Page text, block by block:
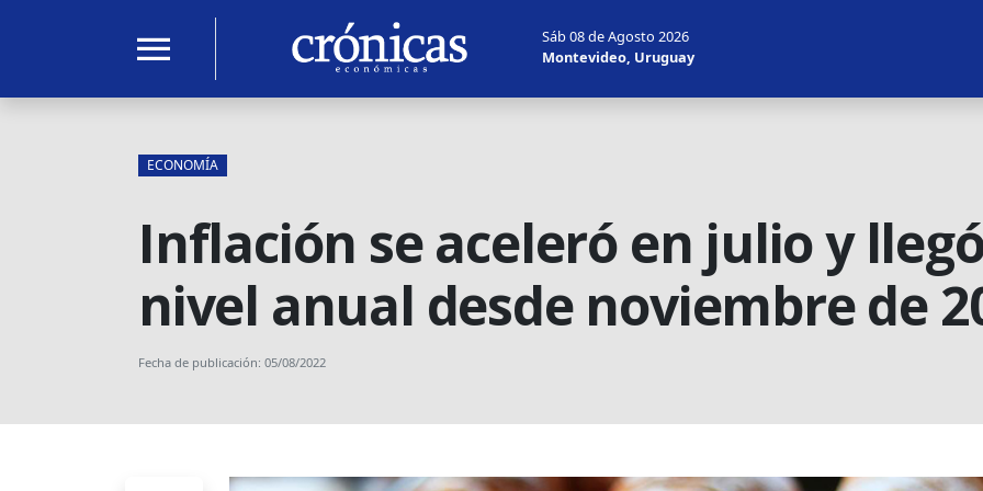
menu
Sáb 08 de Agosto 2026
Montevideo, Uruguay
ECONOMÍA
Inflación se aceleró en julio y
nivel anual desde noviembre de
Fecha de publicación: 05/08/2022